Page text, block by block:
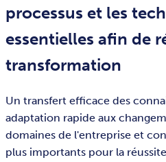
processus et les
essentielles afin de
transformation
Un transfert efficace des
adaptation rapide aux
domaines de l'entreprise et
plus importants pour la